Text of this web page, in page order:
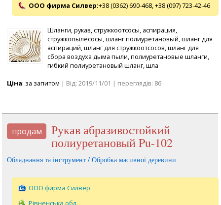
ООО фирма Силвер:+38 (0362) 690-468, +38 (097) 723-42-46
Шланги, рукав, стружкоотсосы, аспирация,
стружкопылесосы, шланг полиуретановый, шланг для
аспираций, шланг для стружкоотсосов, шланг для
сбора воздуха дыма пыли, полиуретановые шланги,
гибкий полиуретановый шланг, шла
Ціна: за запитом | Від: 2019/11/01 | переглядів: 86
продам
Рукав абразивостойкий
полиуретановый Pu-102
Обладнання та інструмент / Обробка масивної деревини
ООО фирма Силвер
Рівненська обл.